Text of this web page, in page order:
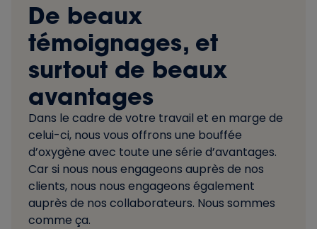
De beaux
témoignages, et
surtout de beaux
avantages
Dans le cadre de votre travail et en marge de
celui-ci, nous vous offrons une bouffée
d’oxygène avec toute une série d’avantages.
Car si nous nous engageons auprès de nos
clients, nous nous engageons également
auprès de nos collaborateurs. Nous sommes
comme ça.